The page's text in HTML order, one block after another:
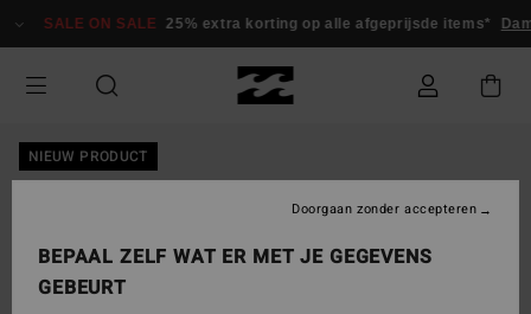
naar
SALE ON SALE 25% extra korting op alle afgeprijsde items*
NIEUW PRODUCT
BEPAAL ZELF WAT ER MET JE GEGEVENS
GEBEURT
Doorgaan zonder accepteren